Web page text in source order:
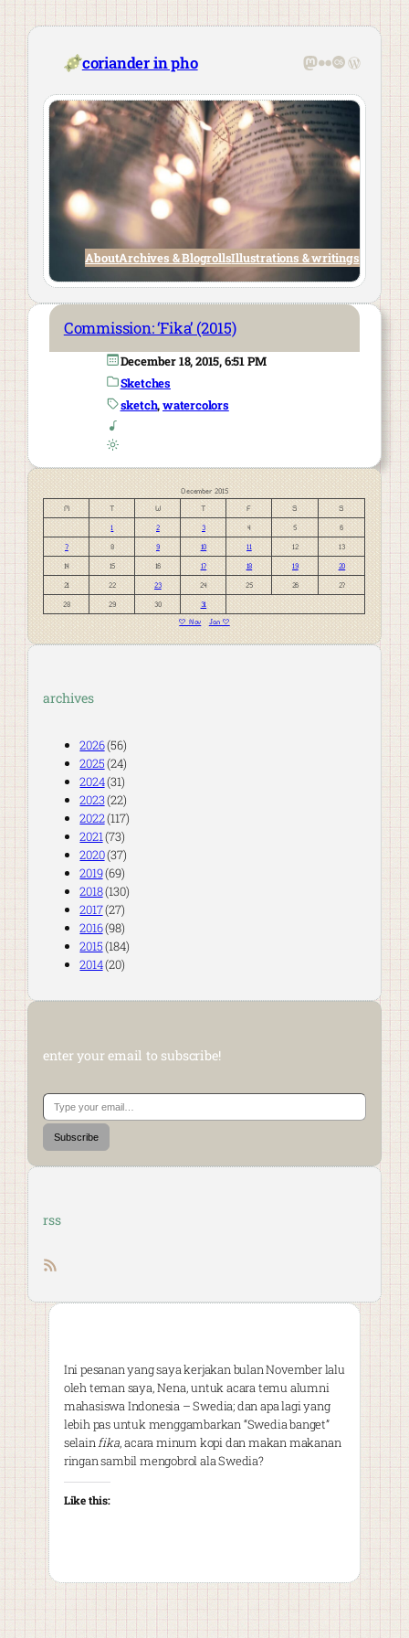
Skip
content
coriander in pho Mastodon
Flickr
Last.fm
AboutArchives & BlogrollsIllustrations & writings
Commission: ‘Fika’ (2015)
December 18, 2015, 6:51 PM
Sketches
sketch, watercolors
December 2015
M
T W T F S S
1 2 3 4 5 6
7 8 9 10 11 12 13
14 15 16 17 18 19 20
21 22 23 24 25 26 27
28 29 30
31
« Nov
Jan »
archives
2026(56)
2025(24)
2024(31)
2023(22)
2022(117)
2021(73)
2020(37)
2019(69)
2018(130)
2017(27)
2016(98)
2015(184)
2014(20)
enter your email to subscribe!
Type your email…
Subscribe
rss
RSS feed
Ini pesanan yang saya kerjakan bulan November lalu
oleh teman saya, Nena, untuk acara temu alumni
mahasiswa Indonesia – Swedia; dan apa lagi yang
lebih pas untuk menggambarkan “Swedia banget”
selainfika, acara minum kopi dan makan makanan
ringan sambil mengobrol ala Swedia?
Like this: